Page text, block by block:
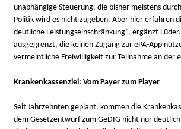
unabhängige Steuerung, die bisher meistens
Politik wird es nicht zugeben. Aber hier erfahren
deutliche Leistungseinschränkung“, ergänzt
ausgegrenzt, die keinen Zugang zur ePA-App
vermeintliche Freiwilligkeit zur Teilnahme an der
Krankenkassenziel: Vom Payer zum Player
Seit Jahrzehnten geplant, kommen die
dem Gesetzentwurf zum GeDIG nicht nur